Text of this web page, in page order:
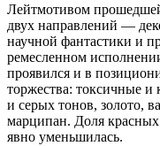
Лейтмотивом
двух направлений —
научной фантастики и
ремесленном
проявился и в
торжества: токсичные и
и серых тонов, золото,
марципан. Доля
явно уменьшилась.